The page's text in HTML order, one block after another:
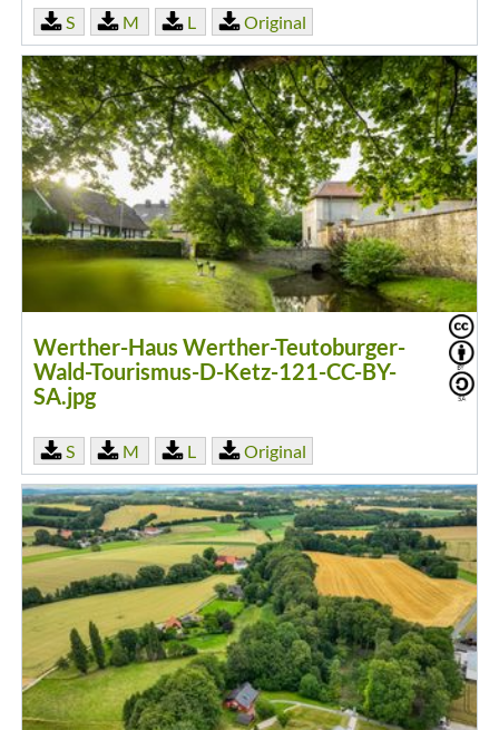
S M L Original
Werther-Haus Werther-Teutoburger-
Wald-Tourismus-D-Ketz-121-CC-BY-
SA.jpg
S M L Original